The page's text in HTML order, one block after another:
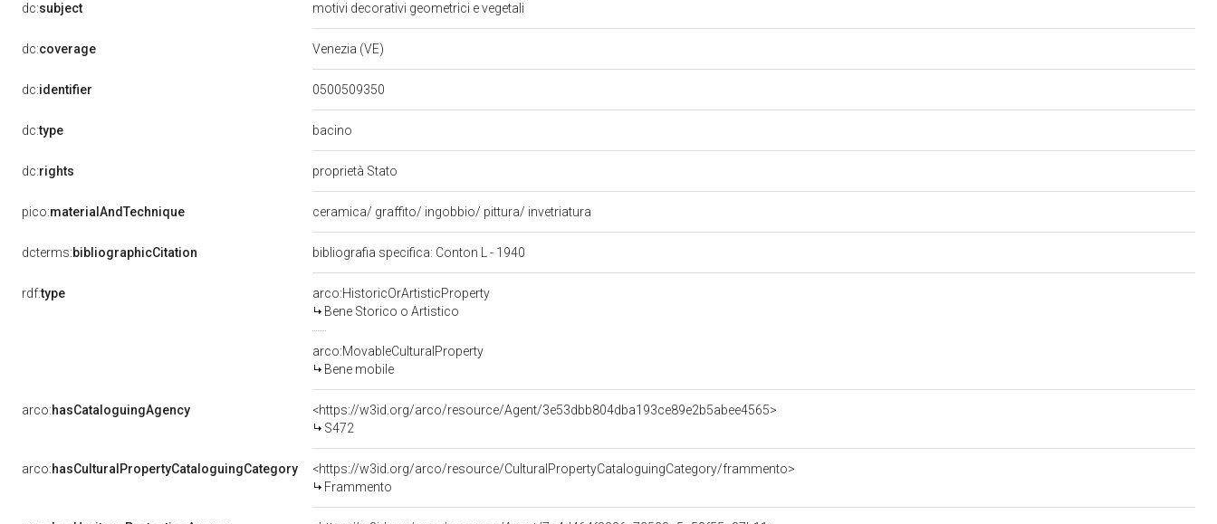
dc:subject motivi decorativi geometrici e vegetali
dc:coverage Venezia (VE)
dc:identifier 0500509350
dc:type bacino
dc:rights proprietà Stato
pico:materialAndTechnique ceramica/ graffito/ ingobbio/ pittura/ invetriatura
dcterms:bibliographicCitation bibliografia specifica: Conton L - 1940
rdf:type
arco:HistoricOrArtisticProperty
Bene Storico o Artistico
arco:MovableCulturalProperty
Bene mobile
arco:hasCataloguingAgency
<https://w3id.org/arco/resource/Agent/3e53dbb804dba193ce89e2b5abee4565>
S472
arco:hasCulturalPropertyCataloguingCategory
<https://w3id.org/arco/resource/CulturalPropertyCataloguingCategory/frammento>
Frammento